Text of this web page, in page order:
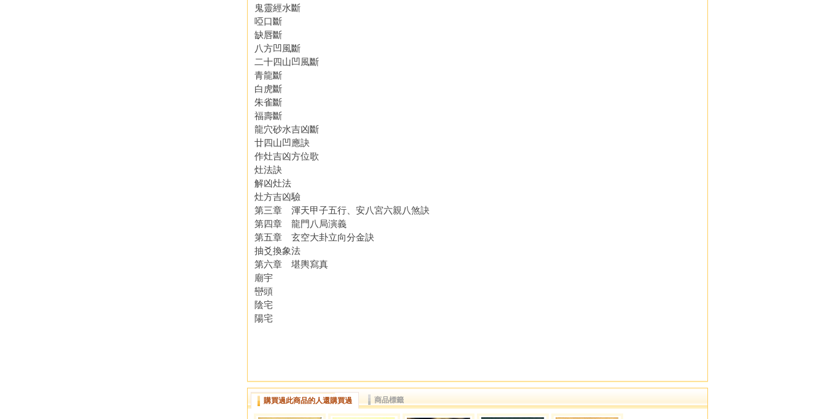
鬼靈經水斷
啞口斷
缺唇斷
八方凹風斷
二十四山凹風斷
青龍斷
白虎斷
朱雀斷
福壽斷
龍穴砂水吉凶斷
廿四山凹應訣
作灶吉凶方位歌
灶法訣
解凶灶法
灶方吉凶驗
第三章 渾天甲子五行、安八宮六親八煞訣
第四章 龍門八局演義
第五章 玄空大卦立向分金訣
抽爻換象法
第六章 堪輿寫真
廟宇
巒頭
陰宅
陽宅
購買過此商品的人還購買過 商品標籤